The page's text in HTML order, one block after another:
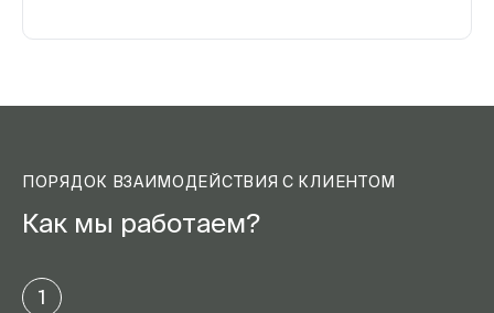
ПОРЯДОК ВЗАИМОДЕЙСТВИЯ С КЛИЕНТОМ
Как мы работаем?
1